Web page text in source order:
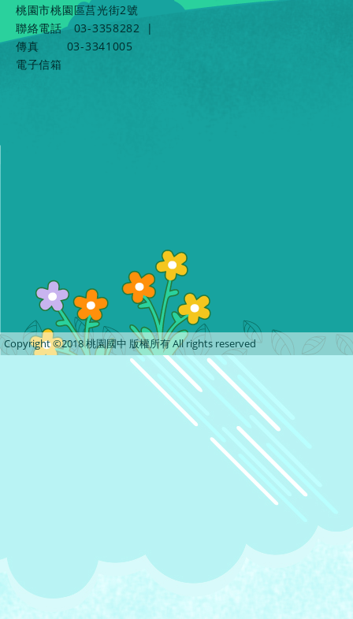
桃園市桃園區莒光街2號
聯絡電話
03-3358282
|
傳真
03-3341005
電子信箱
Copyright ©2018 桃園國中 版權所有 All rights reserved